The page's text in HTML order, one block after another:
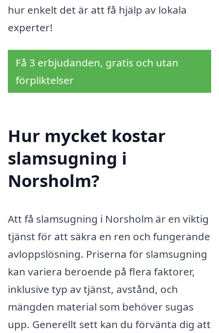
hur enkelt det är att få hjälp av lokala
experter!
Få 3 erbjudanden, gratis och utan
förpliktelser
Hur mycket kostar
slamsugning i
Norsholm?
Att få slamsugning i Norsholm är en viktig
tjänst för att säkra en ren och fungerande
avloppslösning. Priserna för slamsugning
kan variera beroende på flera faktorer,
inklusive typ av tjänst, avstånd, och
mängden material som behöver sugas
upp. Generellt sett kan du förvänta dig att